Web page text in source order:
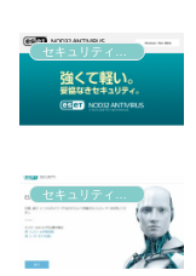
セキュリティ関係